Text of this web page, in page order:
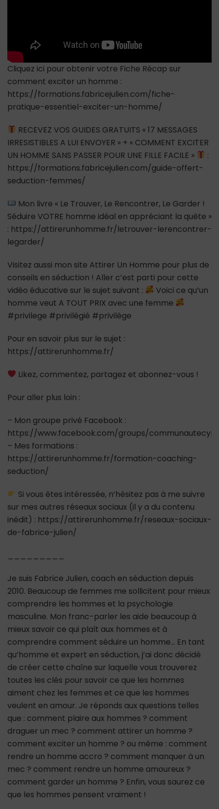
Cliquez ici pour obtenir votre Fiche Récap sur
comment exciter un homme :
https://formations.fabricejulien.com/fiche-
pratique-essentiel-exciter-un-homme/
RECEVEZ VOS GUIDES GRATUITS « 17 MESSAGES
IRRESISTIBLES A LUI ENVOYER » + « COMMENT EXCITER
UN HOMME SANS PASSER POUR UNE FILLE FACILE »
:
https://formations.fabricejulien.com/guide-offert-
seduction-femmes/
Mon livre « Le Trouver, Le Rencontrer, Le Garder !
Séduire VOTRE homme idéal en appréciant la quête »
: https://attirerunhomme.fr/letrouver-lerencontrer-
legarder/
Visitez aussi mon site Attirer Un Homme pour plus de
conseils en séduction ! Aller c’est parti pour cette
vidéo éducative sur le sujet suivant :
Voici ce qu’un
homme veut A TOUT PRIX avec une femme
#privilege #privilégié #privilège
Pour en savoir plus sur le sujet :
https://attirerunhomme.fr/
Likez, commentez, partagez et abonnez-vous !
Pour aller plus loin :
– Mon groupe privé Facebook :
https://www.facebook.com/groups/
– Mes formations :
https://attirerunhomme.fr/formation-coaching-
seduction/
Si vous êtes intéressée, n’hésitez pas à me suivre
sur mes autres réseaux sociaux (il y a du contenu
inédit) : https://attirerunhomme.fr/reseaux-sociaux-
de-fabrice-julien/
Je suis Fabrice Julien, coach en séduction depuis
2010. Beaucoup de femmes me sollicitent pour mieux
comprendre les hommes et la psychologie
masculine. Mon franc-parler les aide beaucoup à
mieux savoir ce qui plaît aux hommes et à
comprendre comment séduire un homme… En tant
qu’homme et expert en séduction, j’ai donc décidé
de créer cette chaîne sur laquelle vous trouverez
toutes les clés pour savoir ce que les hommes
aiment chez les femmes et ce que les hommes
veulent en amour. Je réponds aux questions telles
que : comment plaire aux hommes ? comment
draguer un mec ? comment attirer un homme ?
comment exciter un homme ? ou même : comment
rendre un homme accro ? comment manquer à un
mec ? comment rendre un homme amoureux ?
comment garder un homme ? Enfin, vous saurez ce
que les hommes pensent vraiment !